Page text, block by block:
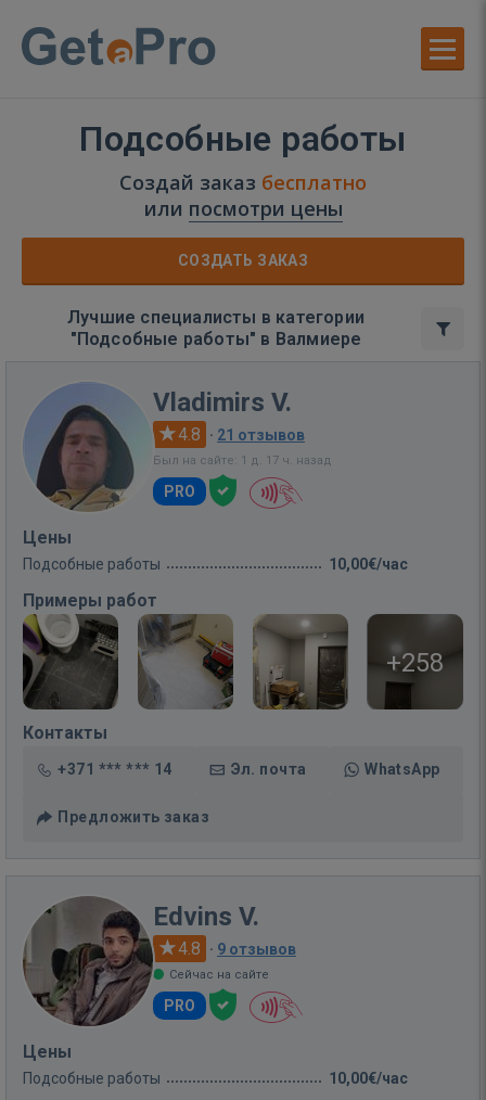
Подсобные работы
Создай заказ бесплатно
или посмотри цены
СОЗДАТЬ ЗАКАЗ
Лучшие специалисты в категории
"Подсобные работы" в Валмиере
Vladimirs V.
4.8 · 21 отзывов
Был на сайте: 1 д. 17 ч. назад
PRO
Цены
Подсобные работы 10,00€/час
Примеры работ
+258
Контакты
+371 *** *** 14 Эл. почта WhatsApp
Предложить заказ
Edvins V.
4.8 · 9 отзывов
Сейчас на сайте
PRO
Цены
Подсобные работы 10,00€/час